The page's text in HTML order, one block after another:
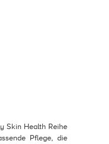
Skin Health Reihe
Pflege, die